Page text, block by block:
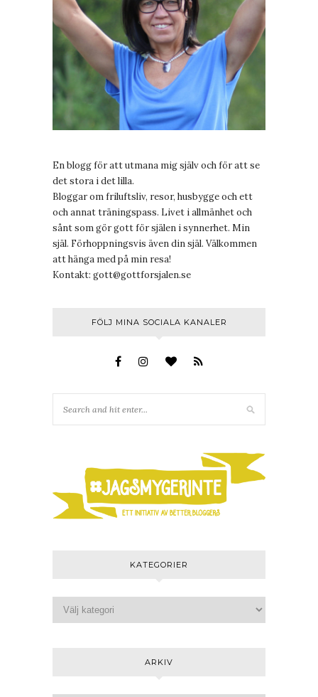
En blogg för att utmana mig själv och för att se
det stora i det lilla.
Bloggar om friluftsliv, resor, husbygge och ett
och annat träningspass. Livet i allmänhet och
sånt som gör gott för själen i synnerhet. Min
själ. Förhoppningsvis även din själ. Välkommen
att hänga med på min resa!
Kontakt: gott@gottforsjalen.se
FÖLJ MINA SOCIALA KANALER
KATEGORIER
ARKIV